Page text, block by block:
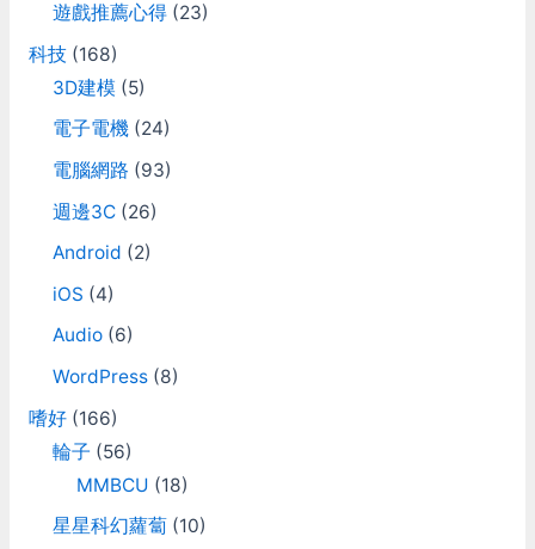
份下來，需要切換的時候再
我沒有特別花時間去調，不
過用起來應該是還行。 滑
LFS那樣用滑鼠轉向。但我
盤：沒有預設市面上常見型
號的設定檔，全部都靠精靈
設定，這倒是還能接受。
但他對900度/1080度方向
麼調整都沒辦法讓他畫面中
旋轉的角度和方向盤完全同
步。 除此之外iRacing裏面
有些車子，不支援”雙手交
indy car，畫面中的方向盤
打半圈就不會動了，但實體
方向盤實際上可以再繼續打
到1圈左右。 不過他有個好
處就是，軟體會去指定方向
盤的死點。不同的車子死點
遊戲推薦心得(23)
科技(168)
3D建模 (5)
電子電機(24)
電腦網路 (93)
週邊3C(26)
Android (2)
iOS (4)
Audio(6)
WordPress(8)
嗜好(166)
輪子 (56)
MMBCU (18)
星星科幻蘿蔔(10)